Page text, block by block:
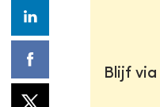
Blijf via